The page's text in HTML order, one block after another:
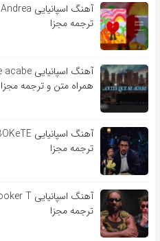
ترجمه مجزا
همراه متن و ترجمه مجزا
ترجمه مجزا
ترجمه مجزا